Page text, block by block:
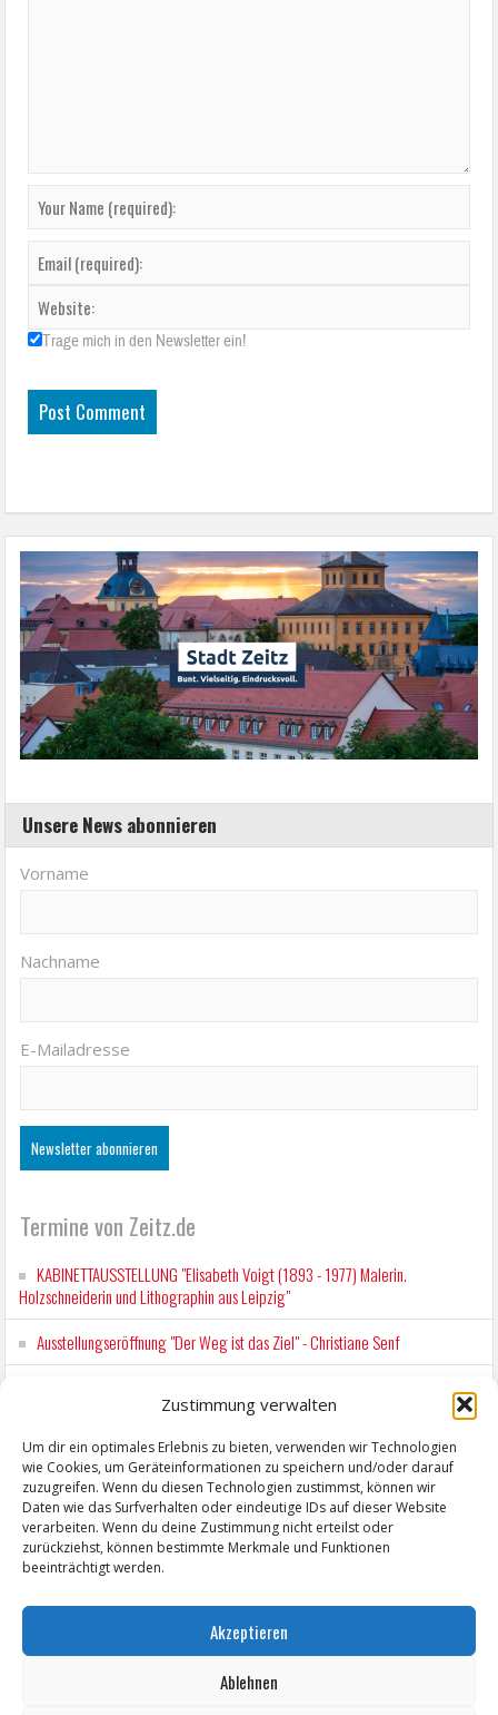
Zustimmung verwalten
Um dir ein optimales Erlebnis zu bieten, verwenden wir Technologien
wie Cookies, um Geräteinformationen zu speichern und/oder darauf
zuzugreifen. Wenn du diesen Technologien zustimmst, können wir
Daten wie das Surfverhalten oder eindeutige IDs auf dieser Website
verarbeiten. Wenn du deine Zustimmung nicht erteilst oder
zurückziehst, können bestimmte Merkmale und Funktionen
beeinträchtigt werden.
Akzeptieren
Ablehnen
Trage mich in den Newsletter ein!
Unsere News abonnieren
Vorname
Nachname
E-Mailadresse
Termine von Zeitz.de
KABINETTAUSSTELLUNG "Elisabeth Voigt (1893 - 1977) Malerin.
Holzschneiderin und Lithographin aus Leipzig"
Ausstellungseröffnung "Der Weg ist das Ziel" - Christiane Senf
Kunstfest Zeitz